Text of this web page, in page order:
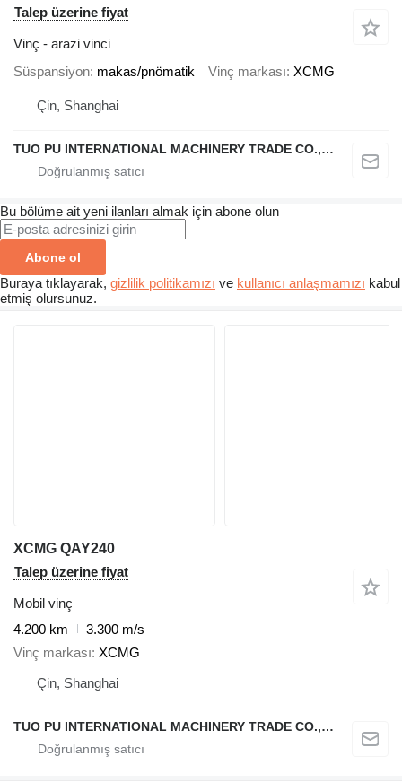
Talep üzerine fiyat
Vinç - arazi vinci
Süspansiyon makas/pnömatik Vinç markası XCMG
Çin, Shanghai
TUO PU INTERNATIONAL MACHINERY TRADE CO., LTD
Bu bölüme ait yeni ilanları almak için abone olun
Abone ol
Buraya tıklayarak, gizlilik politikamızı ve kullanıcı anlaşmamızı kabul
etmiş olursunuz.
XCMG QAY240
Talep üzerine fiyat
Mobil vinç
4.200 km
3.300 m/s
Vinç markası XCMG
Çin, Shanghai
TUO PU INTERNATIONAL MACHINERY TRADE CO., LTD